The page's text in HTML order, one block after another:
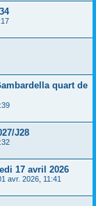
quart de
J28
17 avril 2026
avr. 2026, 11:41